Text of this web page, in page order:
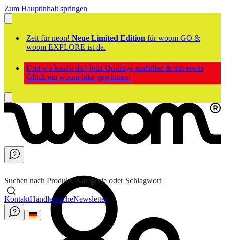
Zum Hauptinhalt springen
Zeit für neon! Neue Limited Edition für woom GO &
woom EXPLORE ist da.
Und wo kaufst du? Jetzt Umfrage ausfüllen & mit etwas
Glück ein woom bike gewinnen!
Suchen nach Produkt, Kategorie oder Schlagwort
KontaktHändlersucheNewsletter